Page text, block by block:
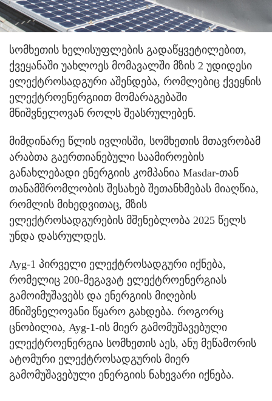
სომხეთის ხელისუფლების გადაწყვეტილებით,
ქვეყანაში უახლოეს მომავალში მზის 2 უდიდესი
ელექტროსადგური აშენდება, რომლებიც ქვეყნის
ელექტროენერგიით მომარაგებაში
მნიშვნელოვან როლს შეასრულებენ.
მიმდინარე წლის ივლისში, სომხეთის მთავრობამ
არაბთა გაერთიანებული საამიროების
განახლებადი ენერგიის კომპანია Masdar-თან
თანამშრომლობის შესახებ შეთანხმებას მიაღწია,
რომლის მიხედვითაც, მზის
ელექტროსადგურების მშენებლობა 2025 წელს
უნდა დასრულდეს.
Ayg-1 პირველი ელექტროსადგური იქნება,
რომელიც 200-მეგავატ ელექტროენერგიას
გამოიმუშავებს და ენერგიის მიღების
მნიშვნელოვანი წყარო გახდება. როგორც
ცნობილია, Ayg-1-ის მიერ გამომუშავებული
ელექტროენერგია სომხეთის აეს, ანუ მეწამორის
ატომური ელექტროსადგურის მიერ
გამომუშავებული ენერგიის ნახევარი იქნება.